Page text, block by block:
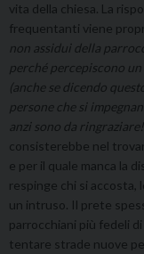
vita della chiesa. La
frequentanti viene
non assidui della
perché percepiscono un
(anche se dicendo
persone che si
anzi sono da
consisterebbe nel
e per il quale manca la
respinge chi si
un intruso. Il prete
parrocchiani più fedeli
tentare strade nuove